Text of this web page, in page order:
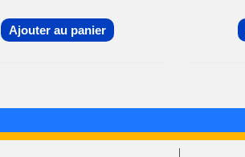
Ajouter au panier